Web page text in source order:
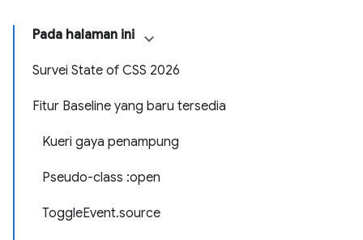
Pada halaman ini
Survei State of CSS 2026
Fitur Baseline yang baru tersedia
Kueri gaya penampung
Pseudo-class :open
ToggleEvent.source